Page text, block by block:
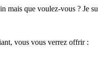
mais que voulez-vous ? Je
vous vous verrez offrir :